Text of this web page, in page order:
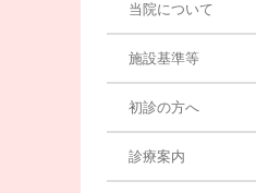
当院について
施設基準等
初診の方へ
診療案内